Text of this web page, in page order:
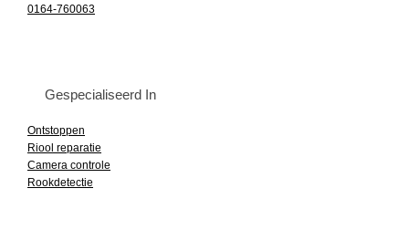
0164-760063
Gespecialiseerd In
Ontstoppen
Riool reparatie
Camera controle
Rookdetectie